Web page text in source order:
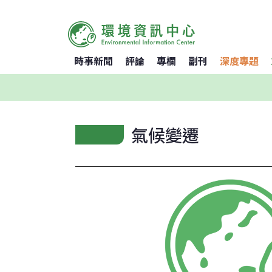
時事新聞 評論 專欄 副刊 深度專題
氣候變遷